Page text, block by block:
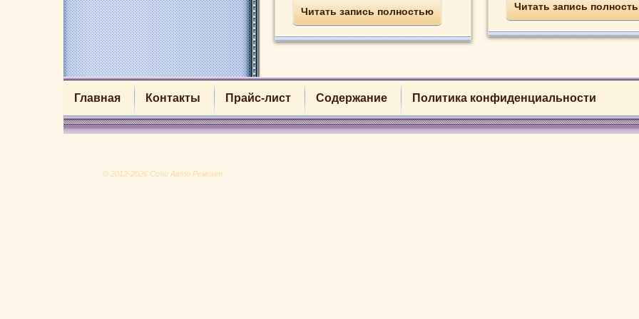
Читать запись полностью Читать запись
Главная Контакты Прайс-лист Содержание Политика конфиденциальности
© 2012-2026 Сочи Авто Ремонт